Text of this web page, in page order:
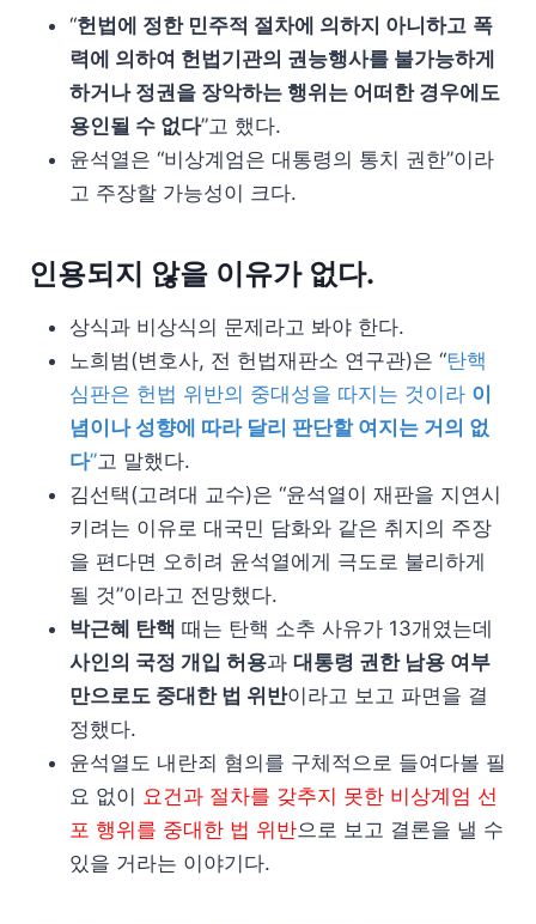
“헌법에 정한 민주적 절차에 의하지 아니하고 폭
력에 의하여 헌법기관의 권능행사를 불가능하게
하거나 정권을 장악하는 행위는 어떠한 경우에도
용인될 수 없다”고 했다.
윤석열은 “비상계엄은 대통령의 통치 권한”이라
고 주장할 가능성이 크다.
인용되지 않을 이유가 없다.
상식과 비상식의 문제라고 봐야 한다.
노희범(변호사, 전 헌법재판소 연구관)은 “탄핵
심판은 헌법 위반의 중대성을 따지는 것이라 이
념이나 성향에 따라 달리 판단할 여지는 거의 없
다”고 말했다.
김선택(고려대 교수)은 “윤석열이 재판을 지연시
키려는 이유로 대국민 담화와 같은 취지의 주장
을 편다면 오히려 윤석열에게 극도로 불리하게
될 것”이라고 전망했다.
박근혜 탄핵 때는 탄핵 소추 사유가 13개였는데
사인의 국정 개입 허용과 대통령 권한 남용 여부
만으로도 중대한 법 위반이라고 보고 파면을 결
정했다.
윤석열도 내란죄 혐의를 구체적으로 들여다볼 필
요 없이 요건과 절차를 갖추지 못한 비상계엄 선
포 행위를 중대한 법 위반으로 보고 결론을 낼 수
있을 거라는 이야기다.